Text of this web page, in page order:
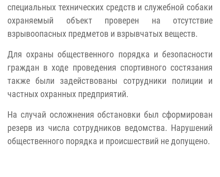
специальных технических средств и служебной собаки
охраняемый объект проверен на отсутствие
взрывоопасных предметов и взрывчатых веществ.
Для охраны общественного порядка и безопасности
граждан в ходе проведения спортивного состязания
также были задействованы сотрудники полиции и
частных охранных предприятий.
На случай осложнения обстановки был сформирован
резерв из числа сотрудников ведомства. Нарушений
общественного порядка и происшествий не допущено.